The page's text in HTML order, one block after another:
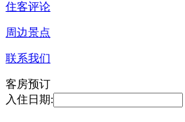
住客评论
周边景点
联系我们
客房预订
入住日期: